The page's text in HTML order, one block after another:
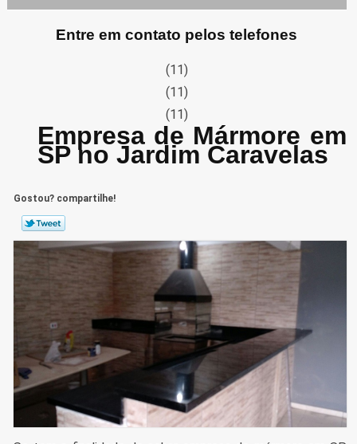
Entre em contato pelos telefones
(11)
(11)
(11)
Empresa de Mármore em
SP no Jardim Caravelas
Gostou? compartilhe!